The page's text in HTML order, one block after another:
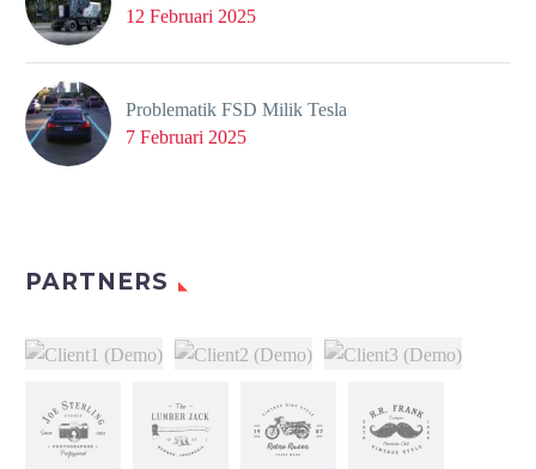
12 Februari 2025
Problematik FSD Milik Tesla
7 Februari 2025
PARTNERS